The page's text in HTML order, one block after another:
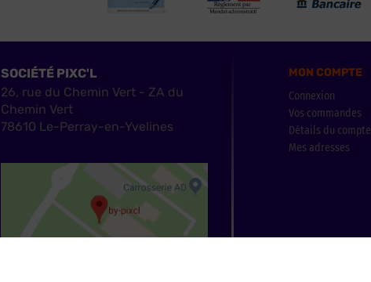
SOCIÉTÉ PIXC'L
26, rue du Chemin Vert - ZA du
Chemin Vert
78610 Le-Perray-en-Yvelines
MON COMPTE
Connexion
Vos commandes
Détails du compte
Mes adresses